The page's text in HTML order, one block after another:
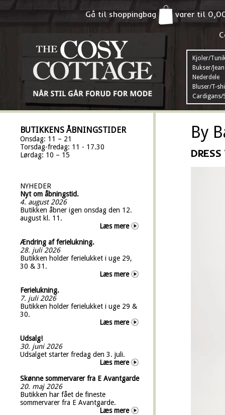
Gå til shoppingbag varer til
Kjoler/
Bukser/
Nederdele
Bluser/T-
Cardigans/
BUTIKKENS ÅBNINGSTIDER
Onsdag: 11 – 21
Torsdag-fredag: 11 - 17.30
Lørdag: 10 – 15
NYHEDER
Nyt om åbningstid.
4. august 2026
Butikken åbner igen onsdag den 12.
august kl. 11.
Læs mere
Ændring af ferielukning.
28. juli 2026
Butikken holder ferielukket i uge 29,
30 & 31.
Læs mere
Ferielukning.
7. juli 2026
Butikken holder ferielukket i uge 29 &
30.
Læs mere
Udsalg!
30. juni 2026
Udsalget starter fredag den 3. juli.
Læs mere
Skønne sommervarer fra E Avantgarde
20. maj 2026
Butikken har fået de fineste
sommervarer fra E Avantgarde.
Læs mere
By